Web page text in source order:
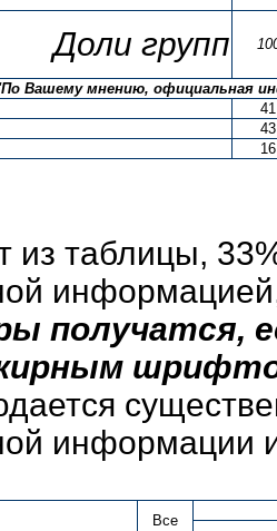
Доли групп
'По Вашему мнению, официальная
41
43
16
из таблицы,
получатся,
информации
Все